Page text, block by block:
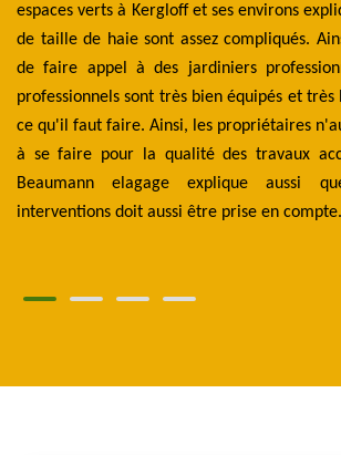
espaces verts à Kergloff et ses environs
de taille de haie sont assez compliqués.
de faire appel à des jardiniers
professionnels sont très bien équipés et très
ce qu'il faut faire. Ainsi, les propriétaires
à se faire pour la qualité des travaux
Beaumann elagage explique aussi
interventions doit aussi être prise en compte.